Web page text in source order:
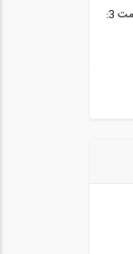
آموزش جوشکاری (قسمت 3: